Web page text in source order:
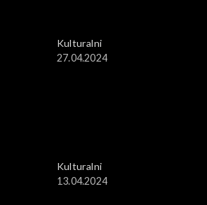
Kulturalni
27.04.2024
Kulturalni
13.04.2024